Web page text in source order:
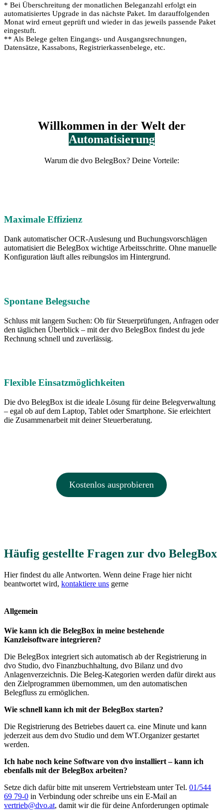
* Bei Überschreitung der monatlichen Beleganzahl erfolgt ein
automatisiertes Upgrade in das nächste Paket. Im darauffolgenden
Monat wird erneut geprüft und wieder in das jeweils passende Paket
eingestuft.
** Als Belege gelten Eingangs- und Ausgangsrechnungen,
Datensätze, Kassabons, Registrierkassenbelege, etc.
Willkommen in der Welt der
Automatisierung
Warum die dvo BelegBox? Deine Vorteile:
Maximale Effizienz
Dank automatischer OCR-Auslesung und Buchungsvorschlägen
automatisiert die BelegBox wichtige Arbeitsschritte. Ohne manuelle
Konfiguration läuft alles reibungslos im Hintergrund.
Spontane Belegsuche
Schluss mit langem Suchen: Ob für Steuerprüfungen, Anfragen oder
den täglichen Überblick – mit der dvo BelegBox findest du jede
Rechnung schnell und zuverlässig.
Flexible Einsatzmöglichkeiten
Die dvo BelegBox ist die ideale Lösung für deine Belegverwaltung
– egal ob auf dem Laptop, Tablet oder Smartphone. Sie erleichtert
die Zusammenarbeit mit deiner Steuerberatung.
Kostenlos ausprobieren
Häufig gestellte Fragen zur dvo BelegBox
Hier findest du alle Antworten. Wenn deine Frage hier nicht
beantwortet wird, kontaktiere uns gerne
Allgemein
Wie kann ich die BelegBox in meine bestehende
Kanzleisoftware integrieren?
Die BelegBox integriert sich automatisch ab der Registrierung in
dvo Studio, dvo Finanzbuchhaltung, dvo Bilanz und dvo
Anlagenverzeichnis. Die Beleg-Kategorien werden dafür direkt aus
den Zielprogrammen übernommen, um den automatischen
Belegfluss zu ermöglichen.
Wie schnell kann ich mit der BelegBox starten?
Die Registrierung des Betriebes dauert ca. eine Minute und kann
jederzeit aus dem dvo Studio und dem WT.Organizer gestartet
werden.
Ich habe noch keine Software von dvo installiert – kann ich
ebenfalls mit der BelegBox arbeiten?
Setze dich dafür bitte mit unserem Vertriebsteam unter Tel. 01/544
69 79-0 in Verbindung oder schreibe uns ein E-Mail an
vertrieb@dvo.at, damit wir die für deine Anforderungen optimale